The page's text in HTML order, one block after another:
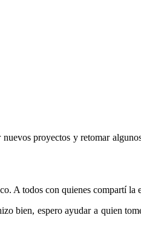
proyectos y retomar
A todos con quienes compartí la
bien, espero ayudar a quien